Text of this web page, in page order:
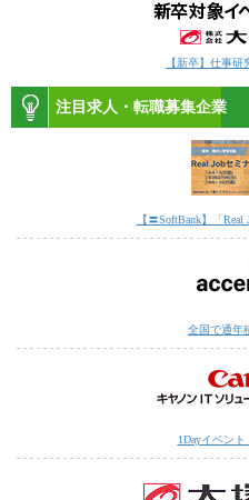
【新卒】仕事研
注目求人・転職募集企業
【〓SoftBank】「
全国で通年
1Dayイベント